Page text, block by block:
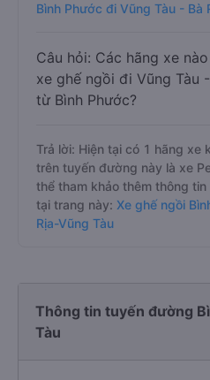
Bình Phước đi Vũng Tàu - Bà
Câu hỏi: Các hãng xe
xe ghế ngồi đi Vũng Tàu
từ Bình Phước?
Trả lời: Hiện tại có 1 hãng xe
trên tuyến đường này là xe
thể tham khảo thêm thông
tại trang này: Xe ghế ngồi
Rịa-Vũng Tàu
Thông tin tuyến đường
Tàu